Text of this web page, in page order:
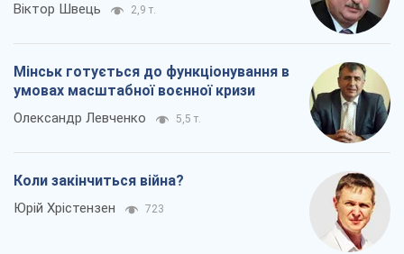
Віктор Швець 2,9 т.
Мінськ готується до функціонування в
умовах масштабної воєнної кризи
Олександр Левченко 5,5 т.
Коли закінчиться війна?
Юрій Хрістензен 723